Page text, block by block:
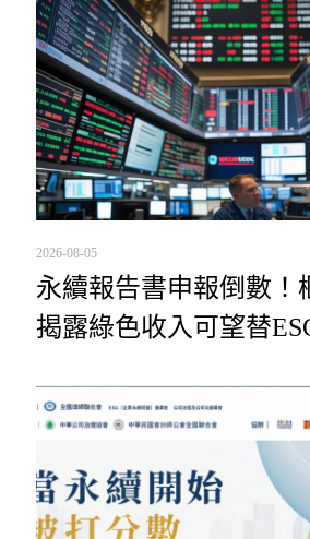
2026-08-05
永續報告書申報倒數！
揭露綠色收入可望替